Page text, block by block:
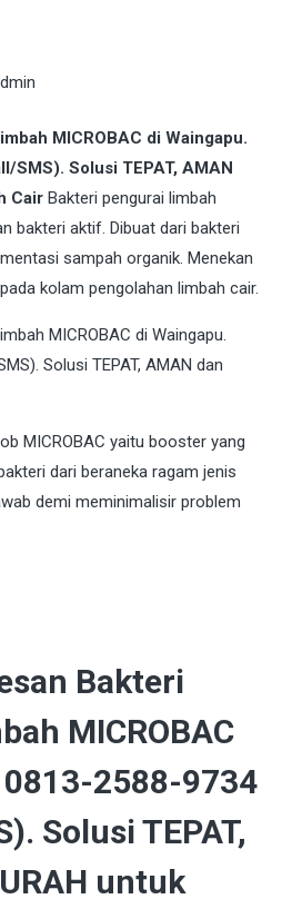
MICROBAC di Waingapu.
SMS). Solusi TEPAT, AMAN
Cair Bakteri pengurai limbah
bakteri aktif. Dibuat dari bakteri
sampah organik. Menekan
kolam pengolahan limbah cair.
MICROBAC yaitu booster yang
dari beraneka ragam jenis
demi meminimalisir problem
Bakteri
MICROBAC
2588-9734
Solusi TEPAT,
untuk